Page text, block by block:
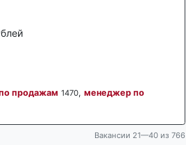
продажам 1470, менеджер по
Вакансии 21—40 из 766